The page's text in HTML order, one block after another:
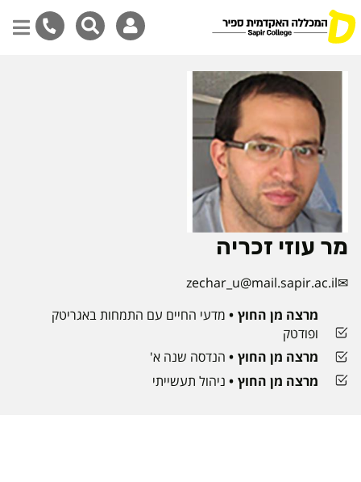
מר עוזי זכריה
zechar_u@mail.sapir.ac.il
מרצה מן החוץ
מדעי החיים עם התמחות באגריטק
ופודטק
מרצה מן החוץ
הנדסה שנה א'
מרצה מן החוץ
ניהול תעשייתי